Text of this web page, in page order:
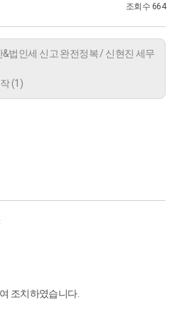
조회수 664
법인세 신고 완전정복 / 신현진 세무
(1)
조치하였습니다.